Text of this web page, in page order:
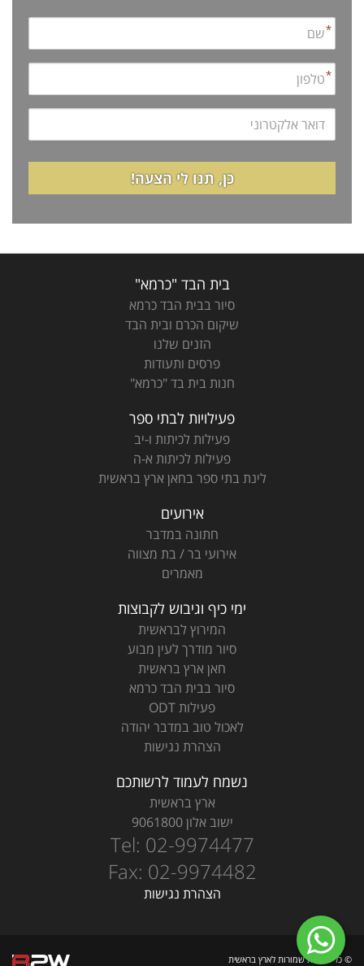
שם
*
טלפון
*
דואר
אלקטרוני
כן, תנו לי הצעה!
בית הבד "כרמא"
סיור בבית הבד כרמא
שיקום הכרם ובית הבד
הזנים שלנו
פרסים ותעודות
חנות בית בד "כרמא"
פעילויות לבתי ספר
פעילות לכיתות ו-יב
פעילות לכיתות א-ה
לינת בתי ספר בחאן ארץ בראשית
אירועים
חתונה במדבר
אירועי בר / בת מצווה
מאמרים
ימי כיף וגיבוש לקבוצות
המירוץ לבראשית
סיור מודרך לעין מבוע
חאן ארץ בראשית
סיור בבית הבד כרמא
פעילות ODT
לאכול טוב במדבר יהודה
הצהרת נגישות
נשמח לעמוד לרשותכם
ארץ בראשית
ישוב אלון 9061800
Tel: 02-9974477
Fax: 02-9974482
הצהרת נגישות
© כל הזכויות שמורות לארץ בראשית